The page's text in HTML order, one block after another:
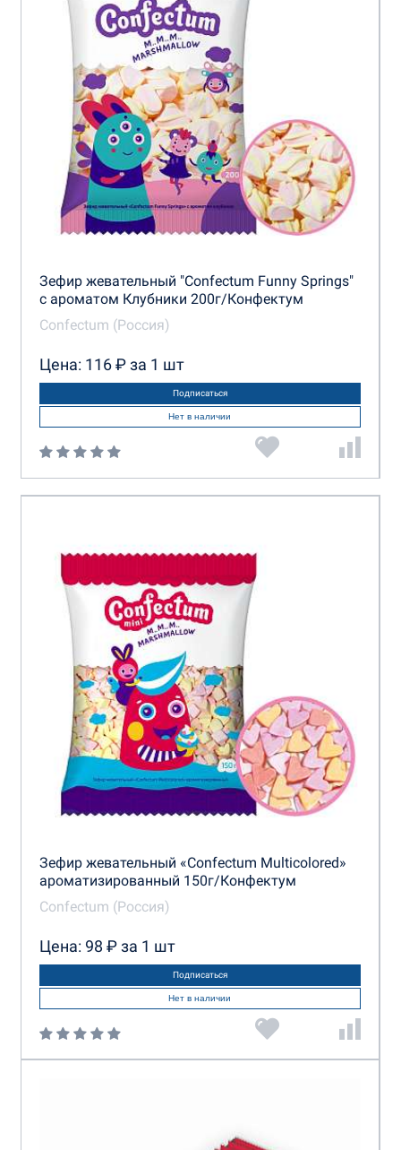
Зефир жевательный "Confectum Funny Springs"
с ароматом Клубники 200г/Конфектум
Confectum (Россия)
Цена: 116 ₽ за 1 шт
Подписаться
Нет в наличии
Зефир жевательный «Confectum Multicolored»
ароматизированный 150г/Конфектум
Confectum (Россия)
Цена: 98 ₽ за 1 шт
Подписаться
Нет в наличии